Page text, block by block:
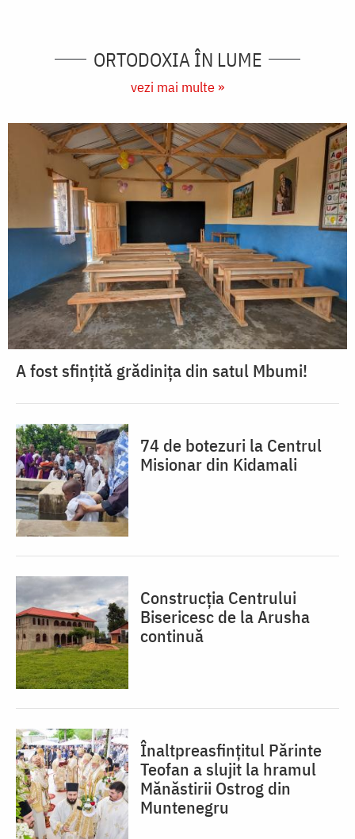
ORTODOXIA ÎN LUME
vezi mai multe »
A fost sfințită grădinița din satul Mbumi!
74 de botezuri la Centrul
Misionar din Kidamali
Construcția Centrului
Bisericesc de la Arusha
continuă
Înaltpreasfințitul Părinte
Teofan a slujit la hramul
Mănăstirii Ostrog din
Muntenegru